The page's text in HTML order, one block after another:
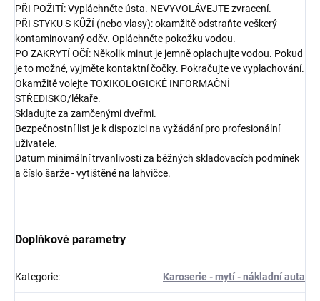
PŘI POŽITÍ: Vypláchněte ústa. NEVYVOLÁVEJTE zvracení.
PŘI STYKU S KŮŽÍ (nebo vlasy): okamžitě odstraňte veškerý
kontaminovaný oděv. Opláchněte pokožku vodou.
PO ZAKRYTÍ OČÍ: Několik minut je jemně oplachujte vodou. Pokud
je to možné, vyjměte kontaktní čočky. Pokračujte ve vyplachování.
Okamžitě volejte TOXIKOLOGICKÉ INFORMAČNÍ
STŘEDISKO/lékaře.
Skladujte za zamčenými dveřmi.
Bezpečnostní list je k dispozici na vyžádání pro profesionální
uživatele.
Datum minimální trvanlivosti za běžných skladovacích podmínek
a číslo šarže - vytištěné na lahvičce.
Doplňkové parametry
Kategorie: Karoserie - mytí - nákladní auta